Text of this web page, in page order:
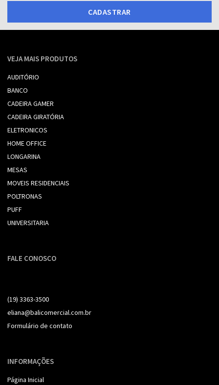
CADASTRAR
VEJA MAIS PRODUTOS
AUDITÓRIO
BANCO
CADEIRA GAMER
CADEIRA GIRATÓRIA
ELETRONICOS
HOME OFFICE
LONGARINA
MESAS
MOVEIS RESIDENCIAIS
POLTRONAS
PUFF
UNIVERSITARIA
FALE CONOSCO
(19) 3363-3500
eliana@balicomercial.com.br
Formulário de contato
INFORMAÇÕES
Página Inicial